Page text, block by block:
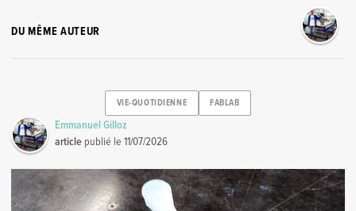
DU MÊME AUTEUR
VIE-QUOTIDIENNE FABLAB
Emmanuel Gilloz
article publié le11/07/2026